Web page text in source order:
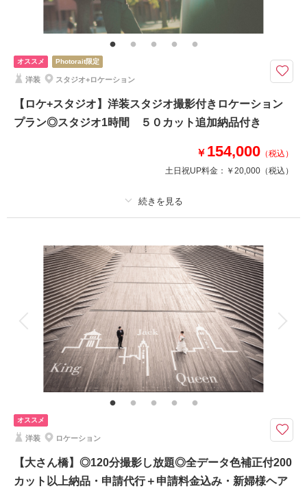
お客様の想い出の場所で撮影を
※弊社のご案内していない撮影スポットの場合は、お客様より施設への申
請。施設使用料はお客様ご負担でお願い致します。
【プラン内容】
・お渡しカット数100カット以上
こちらのプランは、撮影料のみとなります。
オススメ Photorait限定
洋装 スタジオ+ロケーション
【ロケ+スタジオ】洋装スタジオ撮影付きロケーション
プラン◎スタジオ1時間 ５０カット追加納品付き
￥ 154,000 （税込）
土日祝UP料金： ￥20,000 （税込）
撮影料 新婦衣装1着 新郎衣装1着
着付け ヘアメイク 小物一式
アルバム データ 200 カット 台紙付写真
衣装追加 会食 挙式
家族と撮影 家族用衣装レンタル ペットと撮影
【限定】お好きなロケーションとアイデア無限大のシンプルなスタジオでの
撮影が楽しめます。
お好きなロケーションプランの金額でスタジオ撮影が追加料金はなしご案
内!!雰囲気が違うお写真が残せます。
小物のお持ち込みも自由！持ち込み料はいただきません。
※ロケーション地によって金額が変動いたします。最低料金154,000円～
オススメ
洋装 ロケーション
【大さん橋】◎120分撮影し放題◎全データ色補正付200
カット以上納品・申請代行＋申請料金込み・新婦様ヘア